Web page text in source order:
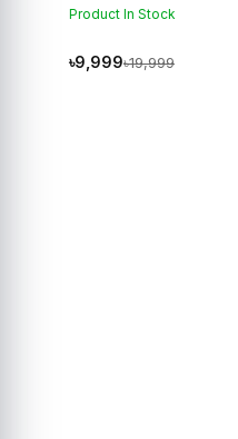
Product In Stock
৳9,999৳19,999